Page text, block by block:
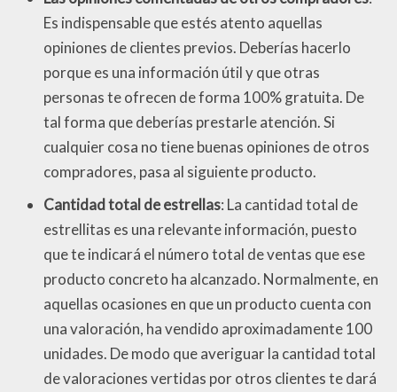
Es indispensable que estés atento aquellas
opiniones de clientes previos. Deberías hacerlo
porque es una información útil y que otras
personas te ofrecen de forma 100% gratuita. De
tal forma que deberías prestarle atención. Si
cualquier cosa no tiene buenas opiniones de otros
compradores, pasa al siguiente producto.
Cantidad total de estrellas: La cantidad total de
estrellitas es una relevante información, puesto
que te indicará el número total de ventas que ese
producto concreto ha alcanzado. Normalmente, en
aquellas ocasiones en que un producto cuenta con
una valoración, ha vendido aproximadamente 100
unidades. De modo que averiguar la cantidad total
de valoraciones vertidas por otros clientes te dará